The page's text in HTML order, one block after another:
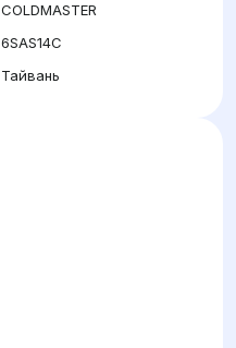
COLDMASTER
6SAS14C
Тайвань